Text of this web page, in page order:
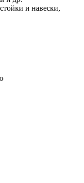
и навески,